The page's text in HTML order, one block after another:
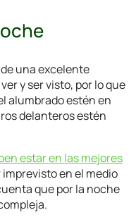
una excelente
y ser visto, por lo que
alumbrado estén en
delanteros estén
estar en las mejores
en el medio
que por la noche